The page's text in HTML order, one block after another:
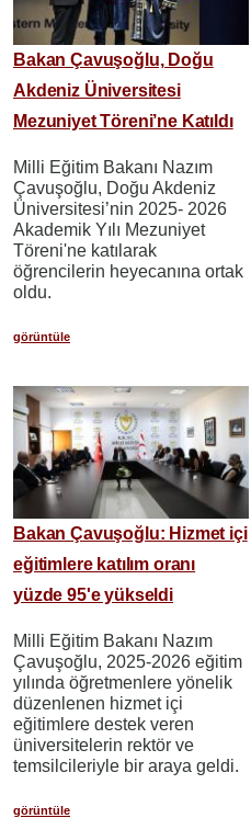
Bakan Çavuşoğlu, Doğu
Akdeniz Üniversitesi
Mezuniyet Töreni’ne Katıldı
Milli Eğitim Bakanı Nazım
Çavuşoğlu, Doğu Akdeniz
Üniversitesi’nin 2025- 2026
Akademik Yılı Mezuniyet
Töreni'ne katılarak
öğrencilerin heyecanına ortak
oldu.
görüntüle
Bakan Çavuşoğlu: Hizmet içi
eğitimlere katılım oranı
yüzde 95'e yükseldi
Milli Eğitim Bakanı Nazım
Çavuşoğlu, 2025-2026 eğitim
yılında öğretmenlere yönelik
düzenlenen hizmet içi
eğitimlere destek veren
üniversitelerin rektör ve
temsilcileriyle bir araya geldi.
görüntüle